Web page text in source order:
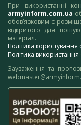
При використанні
armyinform.com.ua
обов’язковим є
відкритого для
матеріал.
Політика
Політика
Зауваження та